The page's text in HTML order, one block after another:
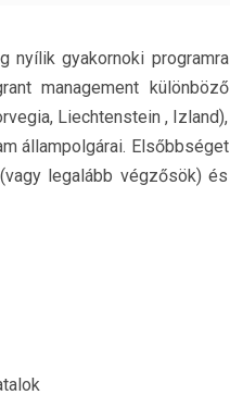
nyílik gyakornoki programra
management különböző
Liechtenstein , Izland),
állampolgárai. Elsőbbséget
legalább végzősök) és